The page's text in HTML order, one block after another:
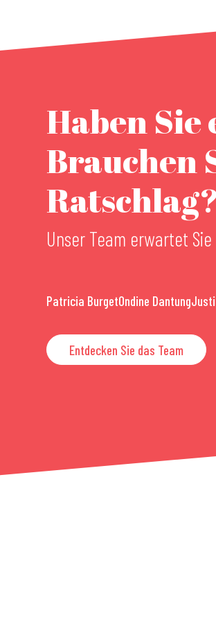
Haben Sie
Brauchen
Ratschlag?
Unser Team erwartet Sie
Patricia BurgetOndine Dantung
Entdecken Sie das Team